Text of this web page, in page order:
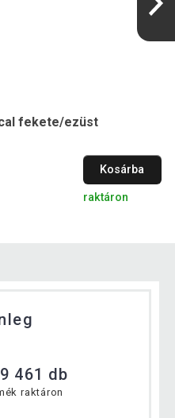
fekete/ezüst
Kosárba
raktáron
461 db
raktáron